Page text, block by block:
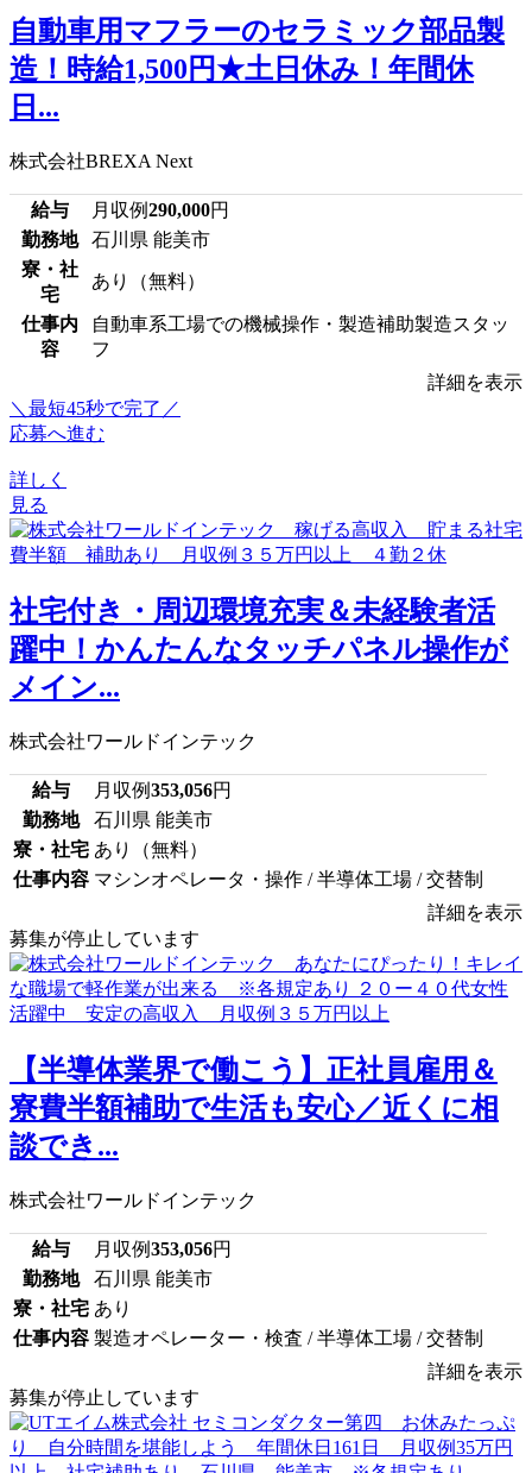
自動車用マフラーのセラミック部品製
造！時給1,500円★土日休み！年間休
日...
株式会社BREXA Next
給与 月収例290,000円
勤務地
石川県 能美市
寮・社
宅
あり（無料）
仕事内
容
自動車系工場での機械操作・製造補助製造スタッ
フ
詳細を表示
＼最短45秒で完了／
応募へ進む
詳しく
見る
社宅付き・周辺環境充実＆未経験者活
躍中！かんたんなタッチパネル操作が
メイン...
株式会社ワールドインテック
給与 月収例353,056円
勤務地
石川県 能美市
寮・社宅 あり（無料）
仕事内容 マシンオペレータ・操作 / 半導体工場 / 交替制
詳細を表示
募集が停止しています
【半導体業界で働こう】正社員雇用＆
寮費半額補助で生活も安心／近くに相
談でき...
株式会社ワールドインテック
給与 月収例353,056円
勤務地
石川県 能美市
寮・社宅 あり
仕事内容 製造オペレーター・検査 / 半導体工場 / 交替制
詳細を表示
募集が停止しています